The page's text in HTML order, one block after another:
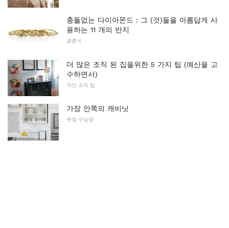
충돌없는 다이아몬드 : 그 (것)들을 아름답게 사
용하는 11 개의 반지
결혼식
더 많은 조직 된 집을위한 5 가지 팁 (예산을 고
수하면서)
개인 조직 팁
가장 안쪽의 캐비닛
부엌 수납장